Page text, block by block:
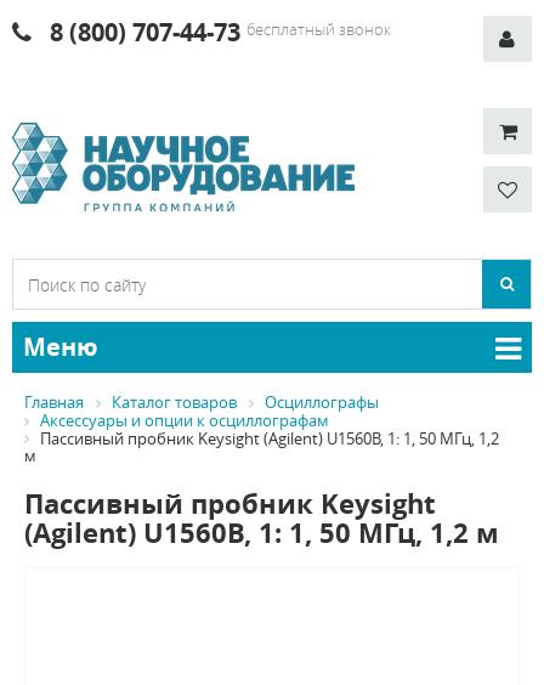
8 (800) 707-44-73 бесплатный звонок
Меню
Главная Каталог товаров
Осциллографы
Аксессуары и опции к осциллографам
Пассивный пробник Keysight (Agilent) U1560B, 1: 1, 50 МГц, 1,2
м
Пассивный пробник Keysight
(Agilent) U1560B, 1: 1, 50 МГц, 1,2 м